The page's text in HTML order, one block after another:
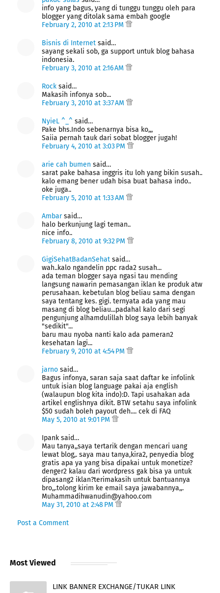
info yang bagus, yang di tunggu tunggu oleh para
blogger yang ditolak sama embah google
February 2, 2010 at 2:13 PM
Bisnis di Internet said…
sayang sekali sob, ga support untuk blog bahasa
indonesia.
February 3, 2010 at 2:16 AM
Rock said…
Makasih infonya sob...
February 3, 2010 at 3:37 AM
NyieL ^_^ said…
Pake bhs.Indo sebenarnya bisa ko,,,
Saiia pernah tauk dari sobat blogger jugah!
February 4, 2010 at 3:03 PM
arie cah bumen said…
sarat pake bahasa inggris itu loh yang bikin susah..
kalo emang bener udah bisa buat bahasa indo..
oke juga..
February 5, 2010 at 1:33 AM
Ambarsaid…
halo berkunjung lagi teman..
nice info..
February 8, 2010 at 9:32 PM
GigiSehatBadanSehat said…
wah..kalo ngandelin ppc rada2 susah...
ada teman blogger saya ngasi tau mending
langsung nawarin pemasangan iklan ke produk atw
perusahaan. kebetulan blog beliau sama dengan
saya tentang kes. gigi. ternyata ada yang mau
masang di blog beliau...padahal kalo dari segi
pengunjung alhamdulillah blog saya lebih banyak
"sedikit"...
baru mau nyoba nanti kalo ada pameran2
kesehatan lagi...
February 9, 2010 at 4:54 PM
jarno said…
Bagus infonya, saran saja saat daftar ke infolink
untuk isian blog language pakai aja english
(walaupun blog kita indo):D. Tapi usahakan ada
artikel englishnya dikit. BTW setahu saya infolink
$50 sudah boleh payout deh.... cek di FAQ
May 5, 2010 at 9:01 PM
Ipank said…
Mau tanya,,saya tertarik dengan mencari uang
lewat blog,. saya mau tanya,kira2, penyedia blog
gratis apa ya yang bisa dipakai untuk monetize?
denger2 kalau dari wordpress gak bisa ya untuk
dipasang2 iklan?terimakasih untuk bantuannya
bro,,.tolong kirim ke email saya jawabannya,,.
Muhammadihwanudin@yahoo.com
May 31, 2010 at 2:48 PM
Post a Comment
Most Viewed
LINK BANNER EXCHANGE/TUKAR LINK